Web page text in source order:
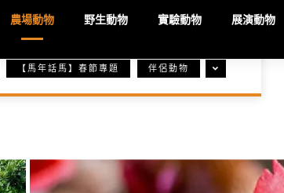
農場動物 野生動物 實驗動物 展演動物
【馬年話馬】春節專題 伴侶動物